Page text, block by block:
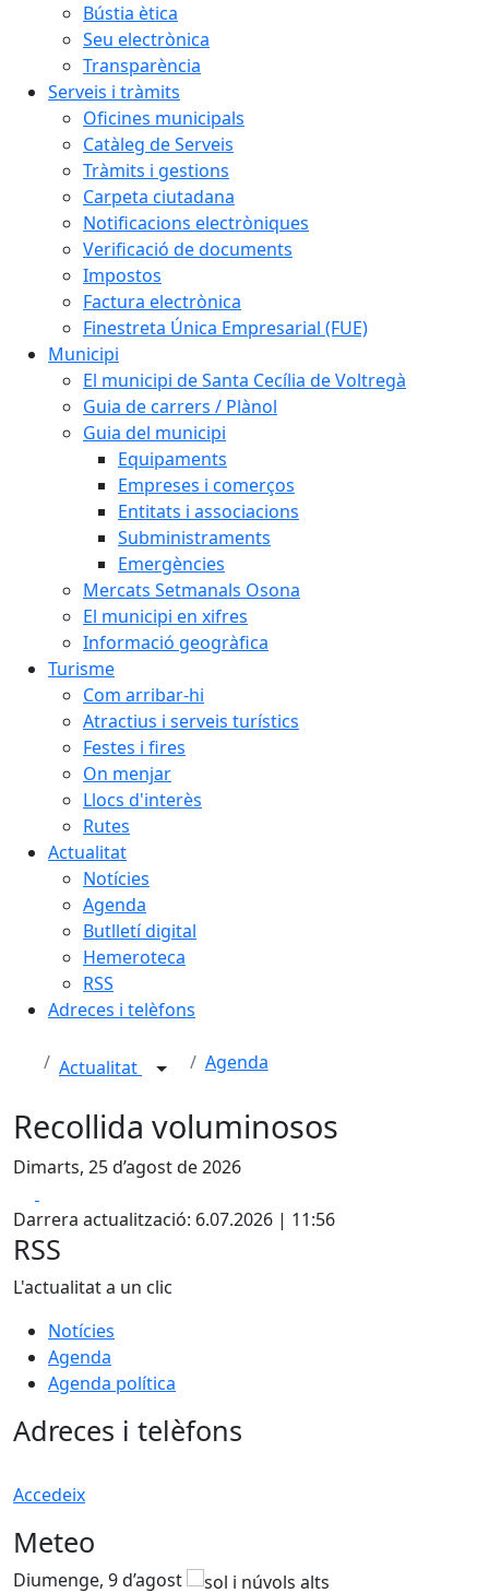
Bústia ètica
Seu electrònica
Transparència
Serveis i tràmits
Oficines municipals
Catàleg de Serveis
Tràmits i gestions
Carpeta ciutadana
Notificacions electròniques
Verificació de documents
Impostos
Factura electrònica
Finestreta Única Empresarial (FUE)
Municipi
El municipi de Santa Cecília de Voltregà
Guia de carrers / Plànol
Guia del municipi
Equipaments
Empreses i comerços
Entitats i associacions
Subministraments
Emergències
Mercats Setmanals Osona
El municipi en xifres
Informació geogràfica
Turisme
Com arribar-hi
Atractius i serveis turístics
Festes i fires
On menjar
Llocs d'interès
Rutes
Actualitat
Notícies
Agenda
Butlletí digital
Hemeroteca
RSS
Adreces i telèfons
Actualitat Agenda
Recollida voluminosos
Dimarts, 25 d’agost de 2026
Darrera actualització: 6.07.2026 | 11:56
RSS
L'actualitat a un clic
Notícies
Agenda
Agenda política
Adreces i telèfons
Accedeix
Meteo
Diumenge, 9 d’agost